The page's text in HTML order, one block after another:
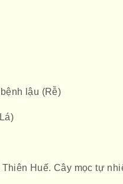
lậu (Rễ)
Huế. Cây mọc tự